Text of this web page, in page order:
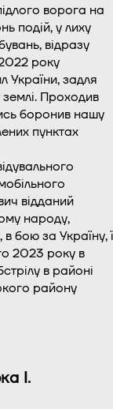
ворога на
подій, у лиху
відразу
року
України, задля
Проходив
боронив нашу
пунктах
відданий
народу,
бою за Україну,
2023 року в
в районі
району
І.